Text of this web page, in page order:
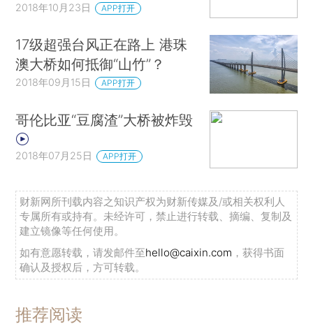
2018年10月23日 APP打开
17级超强台风正在路上 港珠
澳大桥如何抵御“山竹”？
2018年09月15日 APP打开
哥伦比亚“豆腐渣”大桥被炸毁
2018年07月25日 APP打开
财新网所刊载内容之知识产权为财新传媒及/或相关权利人
专属所有或持有。未经许可，禁止进行转载、摘编、复制及
建立镜像等任何使用。
如有意愿转载，请发邮件至hello@caixin.com ，获得书面
确认及授权后，方可转载。
推荐阅读